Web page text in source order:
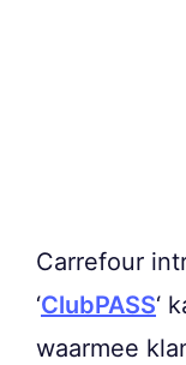
Carrefour
‘ClubPASS‘
waarmee